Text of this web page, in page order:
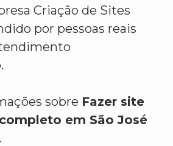
Criação de Sites
por pessoas reais
sobre Fazer site
em São José
.